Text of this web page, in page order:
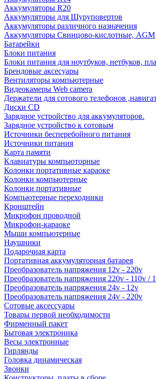
Аккумуляторы R20
Аккумуляторы для Шуруповертов
Аккумуляторы различного назначения
Аккумуляторы Свинцово-кислотные, AGM
Батарейки
Блоки питания
Блоки питания для ноутбуков, нетбуков,
Брендовые аксесуары
Вентиляторы компьютерные
Видеокамеры Web camera
Держатели для сотового телефонов
Диски CD
Зарядное устройство для аккумуляторов.
Зарядное устройство к сотовым
Источники бесперебойного питания
Источники питания
Карта памяти
Клавиатуры компьюторные
Колонки портативные караоке
Колонки компьютерные
Колонки портативные
Компьютерные переходники
Кронштейн
Микрофон проводной
Микрофон-караоке
Мыши компьютерные
Наушники
Подарочная карта
Портативная аккумуляторная батарея
Преобразователь напряжения 12v - 220v
Преобразователь напряжения 220v - 110v /
Преобразователь напряжения 24v - 12v
Преобразователь напряжения 24v - 220v
Сотовые аксессуары
Товары первой необходимости
Фирменный пакет
Бытовая электроника
Весы электронные
Гирлянды
Головка динамическая
Звонки